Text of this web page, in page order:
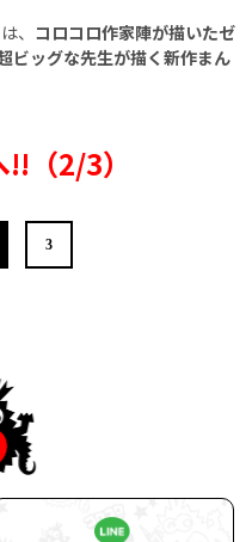
、 コロコロ作家陣が描いたゼ
ビッグな先生が描く新作まん
（2/3）
3